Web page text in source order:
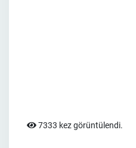
7333 kez görüntülendi.